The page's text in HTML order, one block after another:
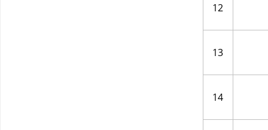
12
13
14